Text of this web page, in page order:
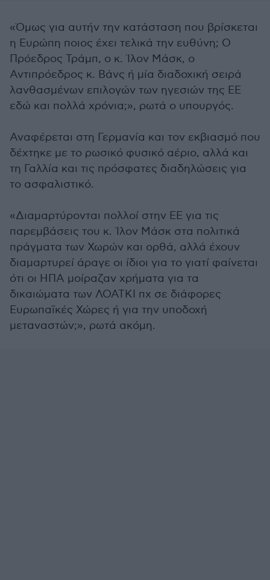
«Όμως για αυτήν την κατάσταση που βρίσκεται
η Ευρώπη ποιος έχει τελικά την ευθύνη; Ο
Πρόεδρος Τράμπ, ο κ. Ίλον Μάσκ, ο
Αντιπρόεδρος κ. Βάνς ή μία διαδοχική σειρά
λανθασμένων επιλογών των ηγεσιών της ΕΕ
εδώ και πολλά χρόνια;», ρωτά ο υπουργός.
Αναφέρεται στη Γερμανία και τον εκβιασμό που
δέχτηκε με το ρωσικό φυσικό αέριο, αλλά και
τη Γαλλία και τις πρόσφατες διαδηλώσεις για
το ασφαλιστικό.
«Διαμαρτύρονται πολλοί στην ΕΕ για τις
παρεμβάσεις του κ. Ίλον Μάσκ στα πολιτικά
πράγματα των Χωρών και ορθά, αλλά έχουν
διαμαρτυρεί άραγε οι ίδιοι για το γιατί φαίνεται
ότι οι ΗΠΑ μοίραζαν χρήματα για τα
δικαιώματα των ΛΟΑΤΚΙ πχ σε διάφορες
Ευρωπαϊκές Χώρες ή για την υποδοχή
μεταναστών;», ρωτά ακόμη.